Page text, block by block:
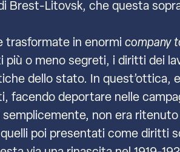
Brest-Litovsk, che questa
trasformate in enormi company
o meno segreti, i diritti dei
dello stato. In quest’ottica,
facendo deportare nelle
non era
poi presentati come diritti